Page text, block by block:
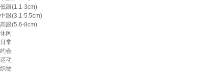
低跟(1.1-3cm)
中跟(3.1-5.5cm)
高跟(5.6-8cm)
休闲
日常
约会
运动
织物